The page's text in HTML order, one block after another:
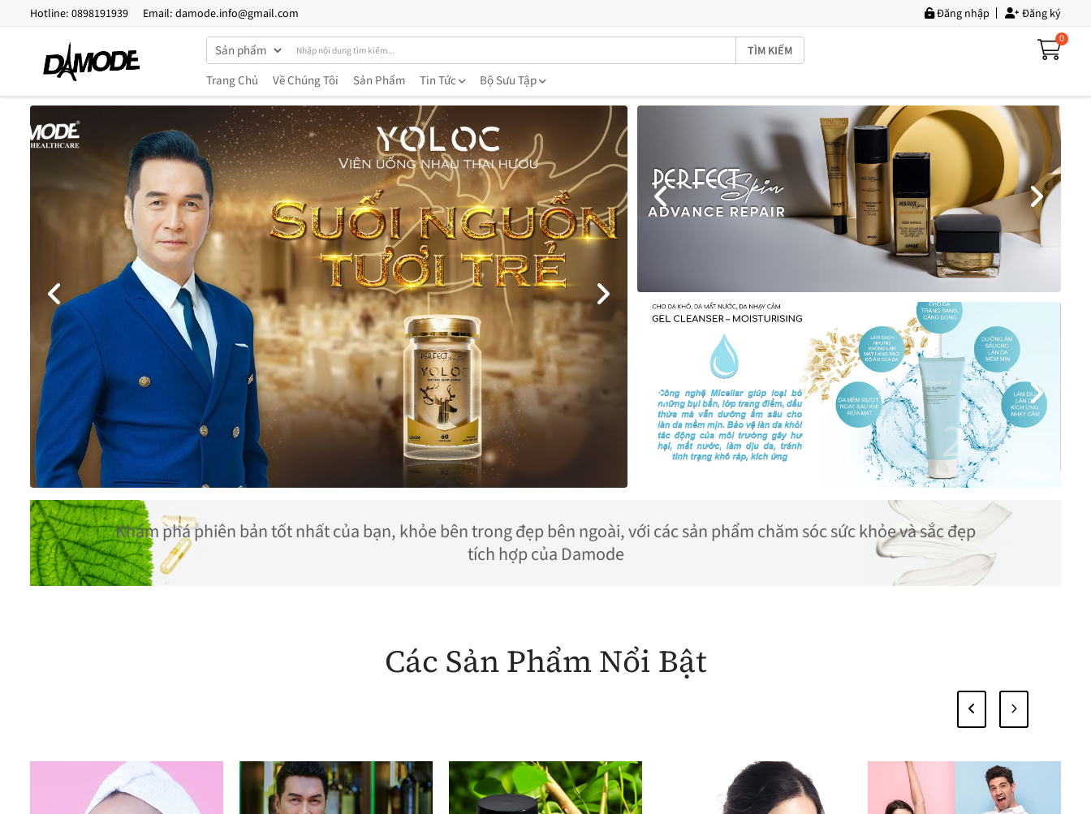
Hotline: 0898191939 Email: damode.info@gmail.com Đăng nhập Đăng ký
TÌM KIẾM
0
Trang Chủ Về Chúng Tôi Sản Phẩm Tin Tức Bộ Sưu Tập
Khám phá phiên bản tốt nhất của bạn, khỏe bên trong đẹp bên ngoài, với các sản phẩm chăm sóc sức khỏe và sắc đẹp
tích hợp của Damode
Các Sản Phẩm Nổi Bật